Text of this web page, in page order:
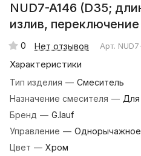
NUD7-A146 (D35;
излив,
0 Нет отзывов Арт.
Характеристики
Тип изделия — Смеситель
Назначение смесителя — Для
Бренд — G.lauf
Управление — Однорычажное
Цвет — Хром